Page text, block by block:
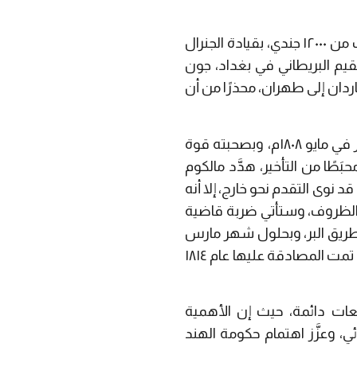
وبحلول عام ١٨٠٧ كانت التقارير الاستخباراتية البريطانية تدق ناقوس الخطر عن زحف جيش مؤلَّف من ١٢٠٠٠ جندي، بقيادة الجنرال
البريطاني في بغداد، جون
إلى طهران، محذرًا من أن
تسارعت الأحداث، وذلك بإرسال حملات عسكرية ضد الفرس، ومنها حملة مالكوم إلى بوشهر في مايو ١٨٠٨م، وبصحبته قوة
محبَطًا من التأخير، هدَّد مالكوم
التقدم نحو خارج، إلا أنه
الظروف، وستأتي ضربة قاضية
البر، وبحلول شهر مارس
كان جونز قد أبرم معاهدة أولية مع بلاد فارس، مُقصيًا بذلك الفرنسيين، وأرست المعاهدة التي تمت المصادقة عليها عام ١٨١٤
دائمة، حيث إن الأهمية
وعزَّز اهتمام حكومة الهند